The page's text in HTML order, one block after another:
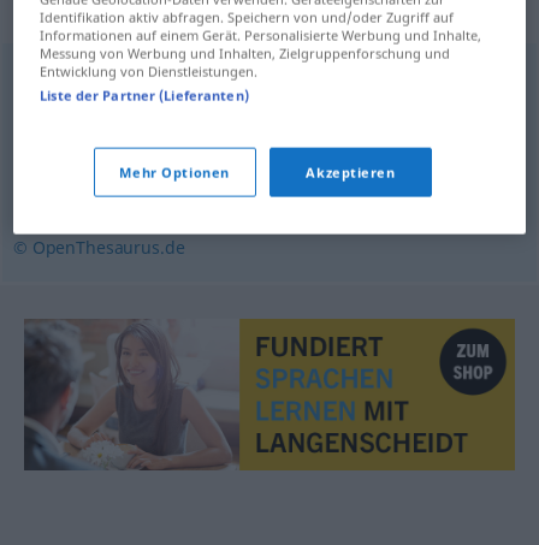
Synonyme für "abkuppeln"
abkoppeln,trennen,losbinden
abhängen (ugs.),loslösen,abmachen,abtrennen
,trennen,entfernen
© OpenThesaurus.de
Identifikation aktiv abfragen. Speichern von und/oder Zugriff auf
Informationen auf einem Gerät. Personalisierte Werbung und Inhalte,
Messung von Werbung und Inhalten, Zielgruppenforschung und
Entwicklung von Dienstleistungen.
Liste der Partner (Lieferanten)
Mehr Optionen Akzeptieren